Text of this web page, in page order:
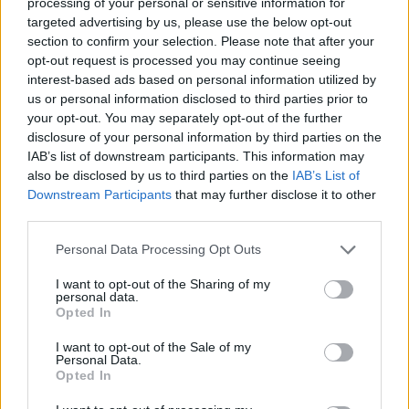
targeted advertising by us, please use the below opt-out
section to confirm your selection. Please note that after your
opt-out request is processed you may continue seeing
interest-based ads based on personal information utilized by
us or personal information disclosed to third parties prior to
your opt-out. You may separately opt-out of the further
disclosure of your personal information by third parties on the
IAB’s list of downstream participants. This information may
also be disclosed by us to third parties on the IAB’s List of
Downstream Participants that may further disclose it to other
Please note that this website/app uses one or more Google
not limited to your visit or usage behaviour. You may click to
grant or deny consent to Google and its third-party tags to
use your data for below specified purposes in below Google
consent section.
Personal Data Processing Opt Outs
I want to opt-out of the Sharing of my
personal data.
Opted In
I want to opt-out of the Sale of my
Personal Data.
Opted In
o
o
k
r st A
p
p
NOTIZIE RECENTI
Raid nelle campagne di Berchidda, rischio per
la rete elettrica
Monte Pino, via i cancelli del cantiere: la Gallura
ritrova la strada
Nuovi stalli residenti a Palau, il Comune
completa l’iter
Film internazionale, casting per comparse in
Costa Smeralda